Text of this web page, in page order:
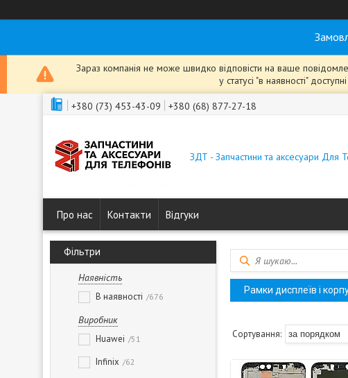
Зараз компанія не може швидко відповісти на ваше
у статусі "в наявності"
+380 (73) 453-43-09 +380 (68) 877-27-18
ЗДТ - Запчастини та аксесуари Для
Про нас Контакти Відгуки
Фільтри
Наявність
В наявності 676
Виробник
Huawei 51
Infinix 62
Рамки дисплеїв і